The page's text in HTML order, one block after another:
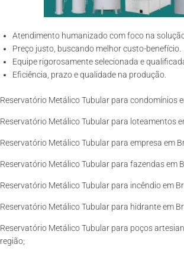
Atendimento humanizado com foco na
Preço justo, buscando melhor custo-benefício.
Equipe rigorosamente selecionada e
Eficiência, prazo e qualidade na produção.
Reservatório Metálico Tubular para condomínios
Reservatório Metálico Tubular para loteamentos
Reservatório Metálico Tubular para empresa em
Reservatório Metálico Tubular para fazendas em
Reservatório Metálico Tubular para incêndio em
Reservatório Metálico Tubular para hidrante em
Reservatório Metálico Tubular para poços
região;